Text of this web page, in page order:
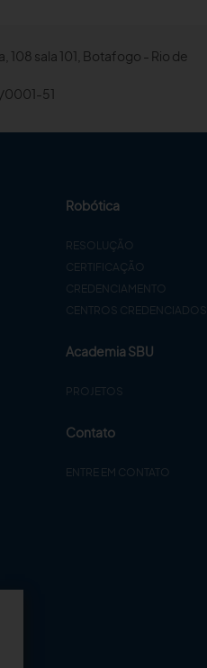
108 sala 101, Botafogo - Rio de
0001-51
Robótica
RESOLUÇÃO
CERTIFICAÇÃO
CREDENCIAMENTO
CENTROS CREDENCIADOS
Academia SBU
PROJETOS
Contato
ENTRE EM CONTATO